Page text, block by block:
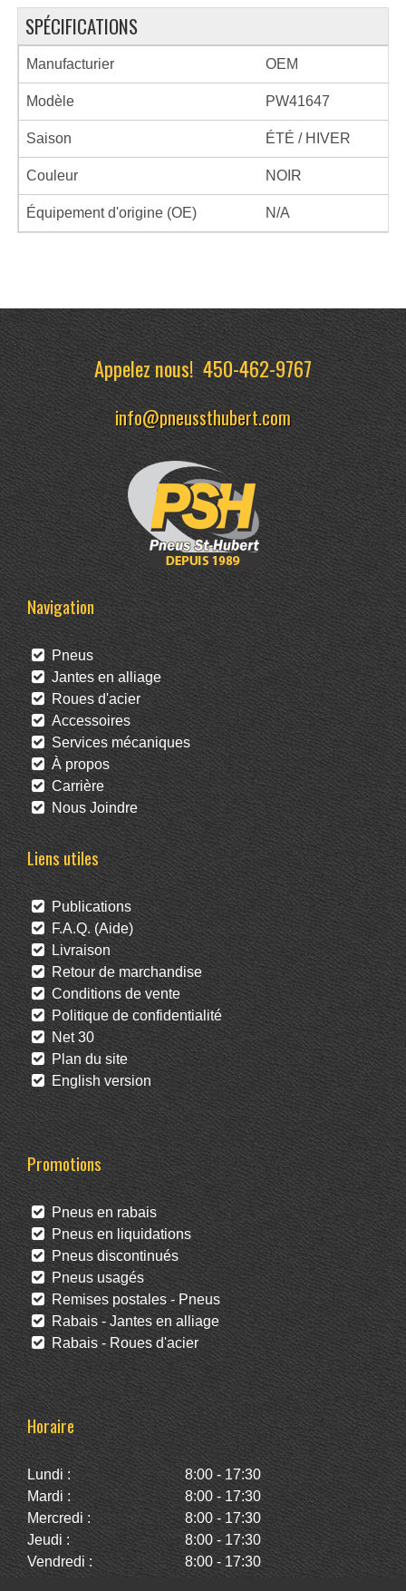
SPÉCIFICATIONS
Manufacturier OEM
Modèle PW41647
Saison ÉTÉ / HIVER
Couleur NOIR
Équipement d'origine (OE) N/A
Appelez nous!450-462-9767
info@pneussthubert.com
Navigation
Pneus
Jantes en alliage
Roues d'acier
Accessoires
Services mécaniques
À propos
Carrière
Nous Joindre
Liens utiles
Publications
F.A.Q. (Aide)
Livraison
Retour de marchandise
Conditions de vente
Politique de confidentialité
Net 30
Plan du site
English version
Promotions
Pneus en rabais
Pneus en liquidations
Pneus discontinués
Pneus usagés
Remises postales - Pneus
Rabais - Jantes en alliage
Rabais - Roues d'acier
Horaire
Lundi :
8:00 - 17:30
Mardi :
8:00 - 17:30
Mercredi :
8:00 - 17:30
Jeudi :
8:00 - 17:30
Vendredi :
8:00 - 17:30